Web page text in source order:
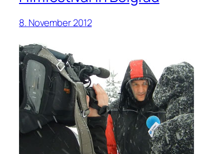
8. November 2012